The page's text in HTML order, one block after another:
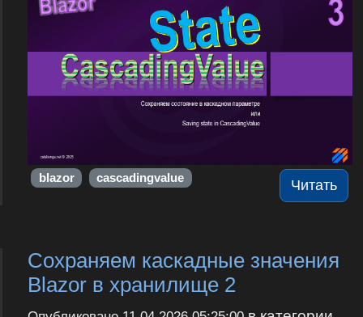
Читать
blazor cascadingvalue
Сохраняем каскадные значения
Blazor в хранилище 2